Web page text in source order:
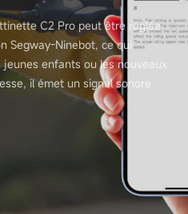
C2 Pro peut être réglée
Segway-Ninebot, ce qui
enfants ou les nouveaux
il émet un signal sonore